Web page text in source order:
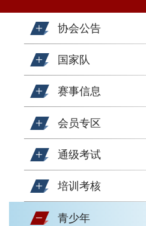
协会公告
国家队
赛事信息
会员专区
通级考试
培训考核
青少年